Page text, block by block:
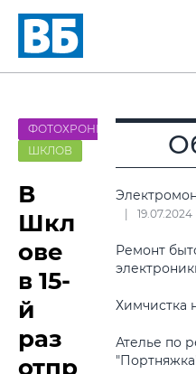
ФОТОХРОНИКА
ШКЛОВ
В
Шкл
ове
в 15-
й
раз
отпр
19.07.2024
Ремонт
Химчистка
Ателье по